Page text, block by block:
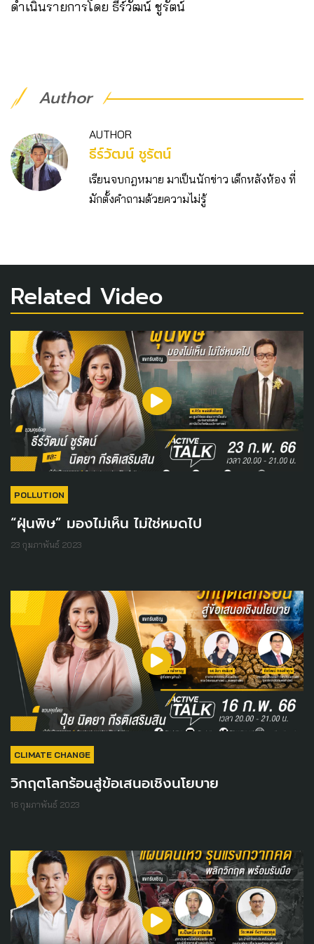
ดำเนินรายการโดย ธีร์วัฒน์ ชูรัตน์
Author
AUTHOR
ธีร์วัฒน์ ชูรัตน์
เรียนจบกฎหมาย มาเป็นนักข่าว เด็กหลังห้อง ที่
มักตั้งคำถามด้วยความไม่รู้
Related Video
POLLUTION
“ฝุ่นพิษ” มองไม่เห็น ไม่ใช่หมดไป
23 กุมภาพันธ์ 2023
CLIMATE CHANGE
วิกฤตโลกร้อนสู่ข้อเสนอเชิงนโยบาย
16 กุมภาพันธ์ 2023